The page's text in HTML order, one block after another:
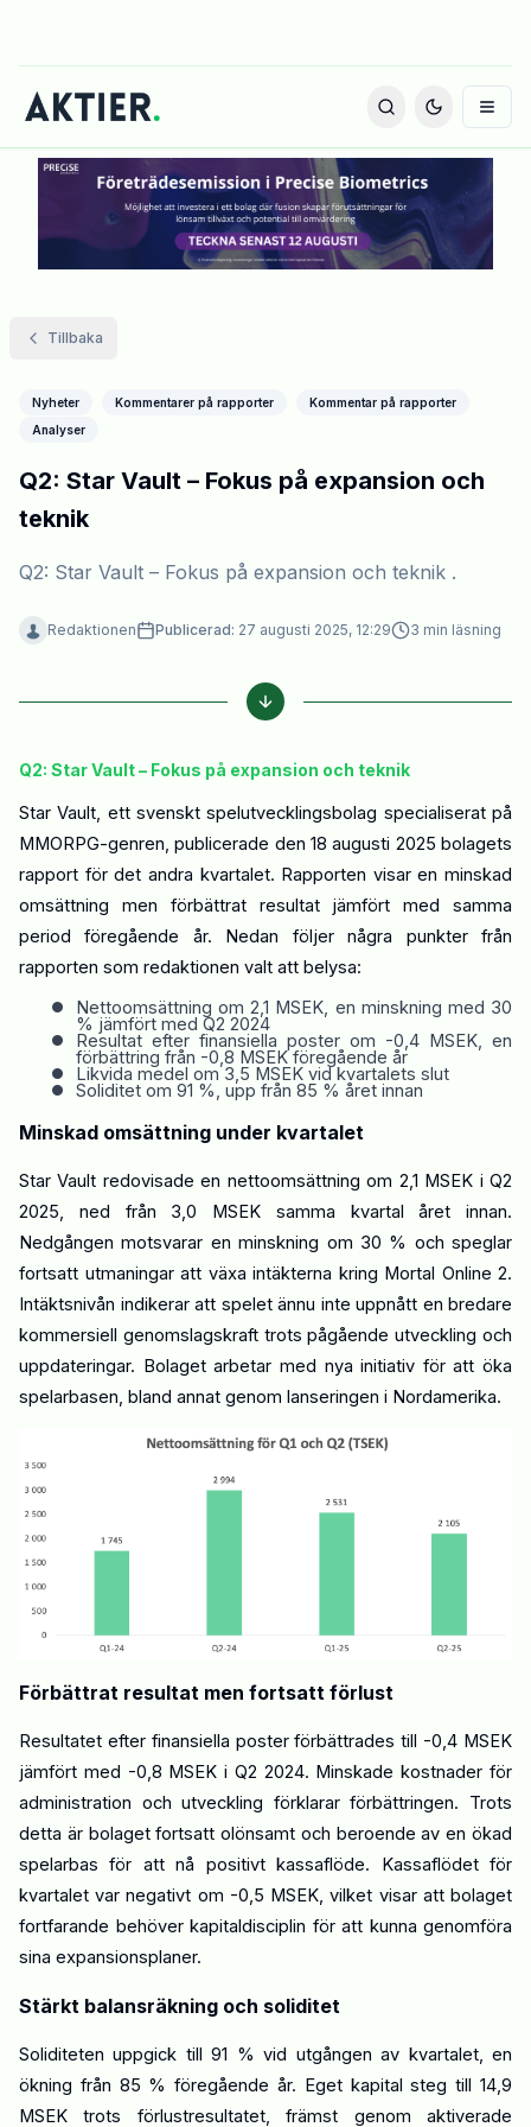
Tillbaka
Nyheter Kommentarer på rapporter
Kommentar på rapporter
Analyser
Q2: Star Vault – Fokus på expansion och
teknik
Q2: Star Vault – Fokus på expansion och teknik .
Redaktionen Publicerad: 27 augusti 2025, 12:29 3 min läsning
Q2: Star Vault – Fokus på expansion och teknik
StarVault, ett svenskt spelutvecklingsbolag specialiserat på
MMORPG-genren, publicerade den 18 augusti 2025 bolagets
rapport för det andra kvartalet. Rapporten visar en minskad
omsättning men förbättrat resultat jämfört med samma
period föregående år. Nedan följer några punkter från
rapporten som redaktionen valt att belysa:
• Nettoomsättning om 2,1 MSEK, en minskning med 30
% jämfört med Q2 2024
• Resultat efter finansiella poster om -0,4 MSEK, en
förbättring från -0,8 MSEK föregående år
• Likvida medel om 3,5 MSEK vid kvartalets slut
• Soliditet om 91 %, upp från 85 % året innan
Minskad omsättning under kvartalet
StarVault redovisade en nettoomsättning om 2,1 MSEK i Q2
2025, ned från 3,0 MSEK samma kvartal året innan.
Nedgången motsvarar en minskning om 30 % och speglar
fortsatt utmaningar att växa intäkterna kring Mortal Online 2.
Intäktsnivån indikerar att spelet ännu inte uppnått en bredare
kommersiell genomslagskraft trots pågående utveckling och
uppdateringar. Bolaget arbetar med nya initiativ för att öka
spelarbasen, bland annat genom lanseringen i Nordamerika.
Förbättrat resultat men fortsatt förlust
Resultatet efter finansiella poster förbättrades till -0,4 MSEK
jämfört med -0,8 MSEK i Q2 2024. Minskade kostnader för
administration och utveckling förklarar förbättringen. Trots
detta är bolaget fortsatt olönsamt och beroende av en ökad
spelarbas för att nå positivt kassaflöde. Kassaflödet för
kvartalet var negativt om -0,5 MSEK, vilket visar att bolaget
fortfarande behöver kapitaldisciplin för att kunna genomföra
sina expansionsplaner.
Stärkt balansräkning och soliditet
Soliditeten uppgick till 91 % vid utgången av kvartalet, en
ökning från 85 % föregående år. Eget kapital steg till 14,9
MSEK trots förlustresultatet, främst genom aktiverade